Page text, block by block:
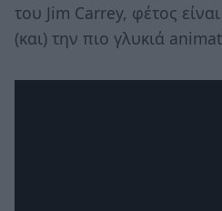
του Jim Carrey, φέτος
(και) την πιο γλυκιά